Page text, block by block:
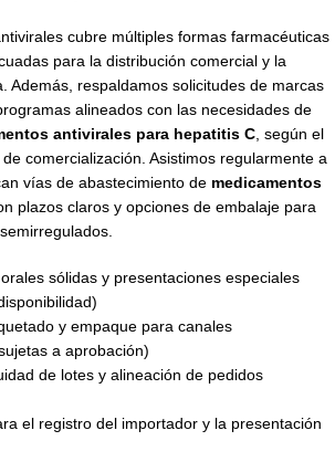
cubre múltiples formas farmacéuticas
para la distribución comercial y la
Además, respaldamos solicitudes de marcas
alineados con las necesidades de
antivirales para hepatitis C , según el
comercialización. Asistimos regularmente a
vías de abastecimiento de medicamentos
plazos claros y opciones de embalaje para
sólidas y presentaciones especiales
y empaque para canales
a aprobación)
de lotes y alineación de pedidos
el registro del importador y la presentación